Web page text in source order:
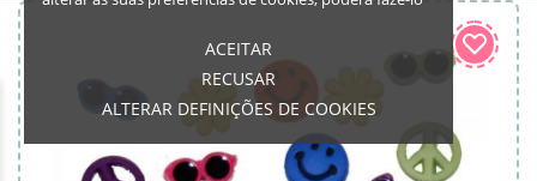
ACEITAR
RECUSAR
ALTERAR DEFINIÇÕES DE COOKIES